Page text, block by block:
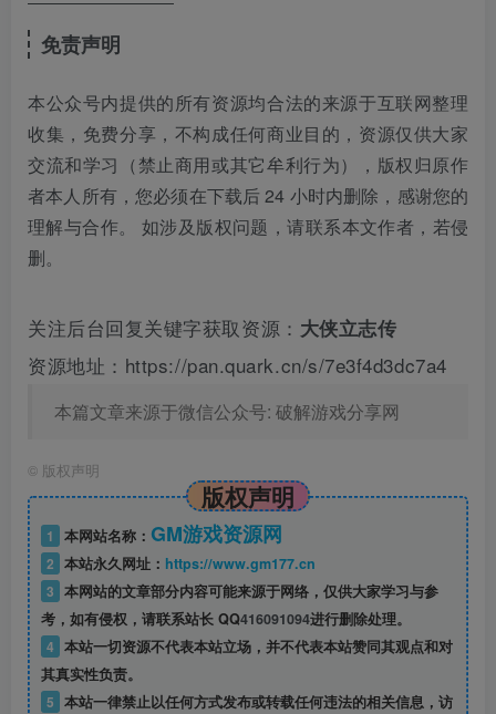
免责声明
本公众号内提供的所有资源均合法的来源于互联网整理
收集，免费分享，不构成任何商业目的，资源仅供大家
交流和学习（禁止商用或其它牟利行为），版权归原作
者本人所有，您必须在下载后 24 小时内删除，感谢您的
理解与合作。 如涉及版权问题，请联系本文作者，若侵
删。
关注后台回复关键字获取资源： 大侠立志传
资源地址：https://pan.quark.cn/s/7e3f4d3dc7a4
本篇文章来源于微信公众号: 破解游戏分享网
© 版权声明
版权声明
1 本网站名称： GM游戏资源网
2 本站永久网址： https://www.gm177.cn
3 本网站的文章部分内容可能来源于网络，仅供大家学习与参
考，如有侵权，请联系站长 QQ416091094进行删除处理。
4 本站一切资源不代表本站立场，并不代表本站赞同其观点和对
其真实性负责。
5 本站一律禁止以任何方式发布或转载任何违法的相关信息，访